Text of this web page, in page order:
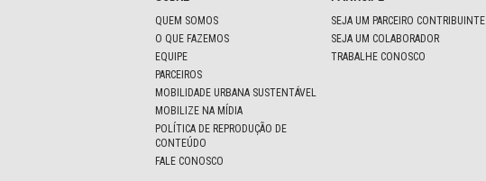
QUEM SOMOS
O QUE FAZEMOS
EQUIPE
PARCEIROS
MOBILIDADE URBANA SUSTENTÁVEL
MOBILIZE NA MÍDIA
POLÍTICA DE REPRODUÇÃO DE
CONTEÚDO
FALE CONOSCO
SEJA UM PARCEIRO CONTRIBUINTE
SEJA UM COLABORADOR
TRABALHE CONOSCO